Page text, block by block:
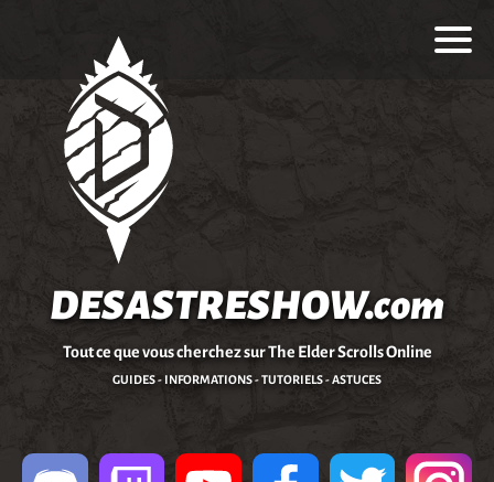
DESASTRESHOW.com
Tout ce que vous cherchez sur The Elder Scrolls Online
GUIDES - INFORMATIONS - TUTORIELS - ASTUCES